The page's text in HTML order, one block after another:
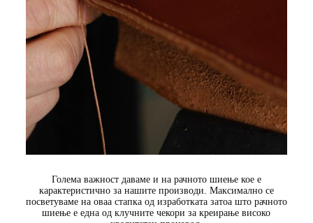
Голема важност даваме и на рачното шиење кое е
карактеристично за нашите производи. Максимално се
посветуваме на оваа стапка од изработката затоа што рачното
шиење е една од клучните чекори за креирање високо